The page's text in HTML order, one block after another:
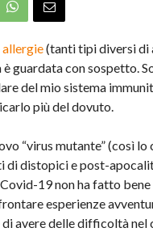
allergie(tanti tipi diversi di
guardata con sospetto.
del mio sistema
più del dovuto.
“virus mutante” (così lo
di distopici e post-
19 non ha fatto bene
esperienze
di avere delle difficoltà nel